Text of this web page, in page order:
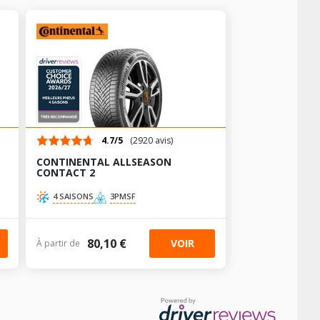
AV chargé AR chargé
-
-
4.7/5 (2920 avis)
CONTINENTAL ALLSEASON
CONTACT 2
4 SAISONS 3PMSF
À partir de 80,10 € VOIR